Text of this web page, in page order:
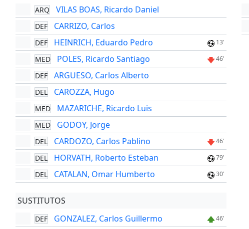
ARQ VILAS BOAS, Ricardo Daniel
DEF CARRIZO, Carlos
DEF HEINRICH, Eduardo Pedro 13'
MED POLES, Ricardo Santiago 46'
DEF ARGUESO, Carlos Alberto
DEL CAROZZA, Hugo
MED MAZARICHE, Ricardo Luis
MED GODOY, Jorge
DEL CARDOZO, Carlos Pablino 46'
DEL HORVATH, Roberto Esteban 79'
DEL CATALAN, Omar Humberto 30'
SUSTITUTOS
DEF GONZALEZ, Carlos Guillermo 46'